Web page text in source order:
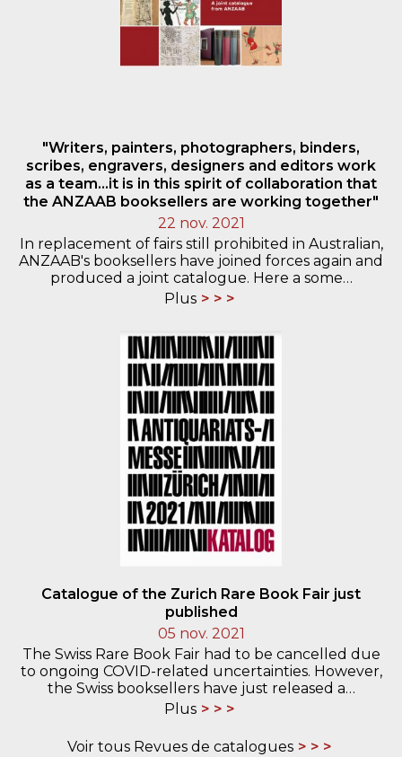
"Writers, painters, photographers, binders,
scribes, engravers, designers and editors work
as a team...it is in this spirit of collaboration that
the ANZAAB booksellers are working together"
22 nov. 2021
In replacement of fairs still prohibited in Australian,
ANZAAB's booksellers have joined forces again and
produced a joint catalogue. Here a some…
Plus
Catalogue of the Zurich Rare Book Fair just
published
05 nov. 2021
The Swiss Rare Book Fair had to be cancelled due
to ongoing COVID-related uncertainties. However,
the Swiss booksellers have just released a…
Plus
Voir tous Revues de catalogues